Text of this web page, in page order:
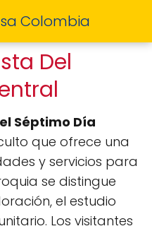
Colombia
Del
Séptimo Día
que ofrece una
y servicios para
se distingue
el estudio
Los visitantes